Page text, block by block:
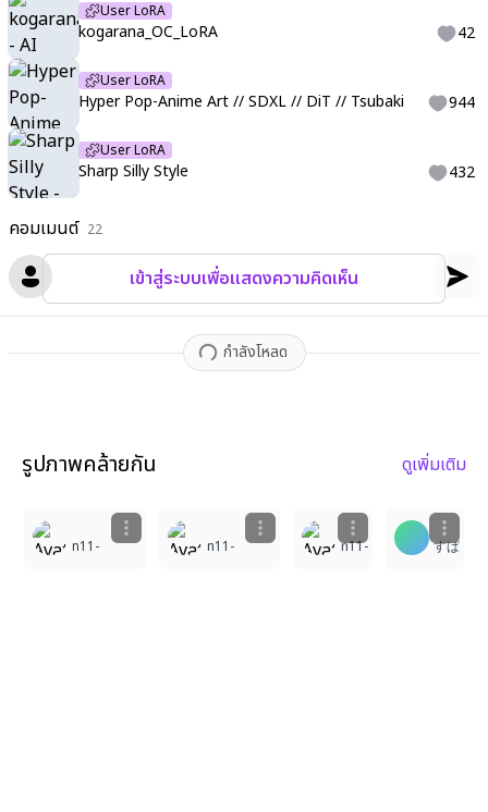
คอมเมนต์ 22
เข้าสู่ระบบเพื่อแสดงความคิดเห็น
กำลังโหลด
User LoRA
kogarana_OC_LoRA 42
User LoRA
Hyper Pop-Anime Art // SDXL // DiT // Tsubaki 944
User LoRA
Sharp Silly Style 432
รูปภาพคล้ายกัน ดูเพิ่มเติม
n11- n11- n11- すぱ